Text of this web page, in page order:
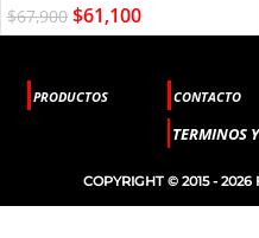
$67,900 $61,100
PRODUCTOS CONTACTO
TERMINOS
COPYRIGHT © 2015 -